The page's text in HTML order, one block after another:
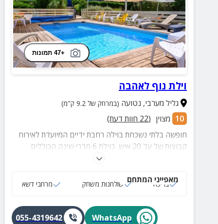
+47 תמונות
וילת נוף לאהבה
גליל מערבי, נטועה (במרחק של 9.2 ק"מ)
10 מצוין (
22 חוות דעת)
חופשה בלתי נשכחת בוילה רחבת ידיים המיועדת לאירוח
קבוצות של עד 20 איש. בוילת 6 חדרי שינה הכוללים
מערכת קולנוע ביתית, בריכה, סאונה, שולחן פינג פונג ועוד
מאפייני המתחם
בריכה שולחנות משחק מרחבי דשא
WhatsApp
055-4319642